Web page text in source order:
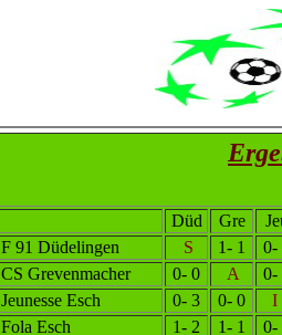
Düd
Gre
F 91 Düdelingen
S 1- 1 0-
CS Grevenmacher
0- 0 A 0-
Jeunesse Esch
0- 3 0- 0 I
Fola Esch
1- 2 1- 1 0-